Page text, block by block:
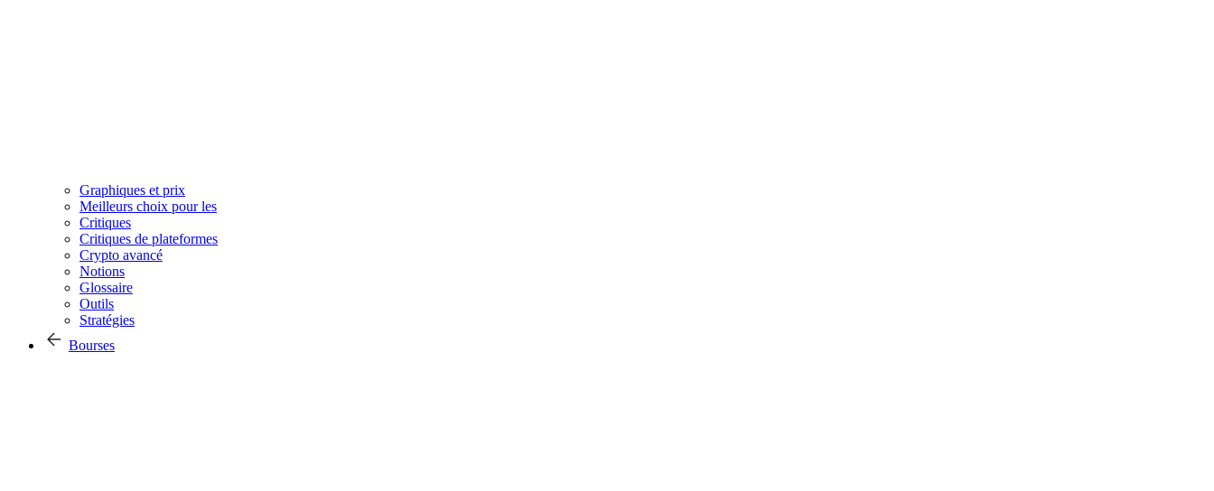
Graphiques et prix
Meilleurs choix pour les
Critiques
Critiques de plateformes
Crypto avancé
Notions
Glossaire
Outils
Stratégies
Bourses